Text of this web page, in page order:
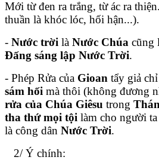
Mới từ đen ra trắng, từ ác ra
thuần là khóc lóc, hối hận...).
- Nước trời là Nước Chúa cũng
Đấng sáng lập Nước Trời.
- Phép Rửa của Gioan tẩy giả
sám hối mà thôi (không đương
rửa của Chúa Giêsu trong
tha thứ mọi tội làm cho người ta
là công dân Nước Trời.
2/ Ý chính: